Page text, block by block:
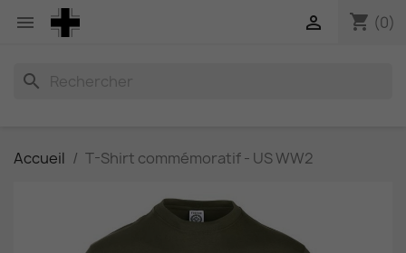
 shopping_cart (0)

search
Accueil T-Shirt commémoratif - US WW2